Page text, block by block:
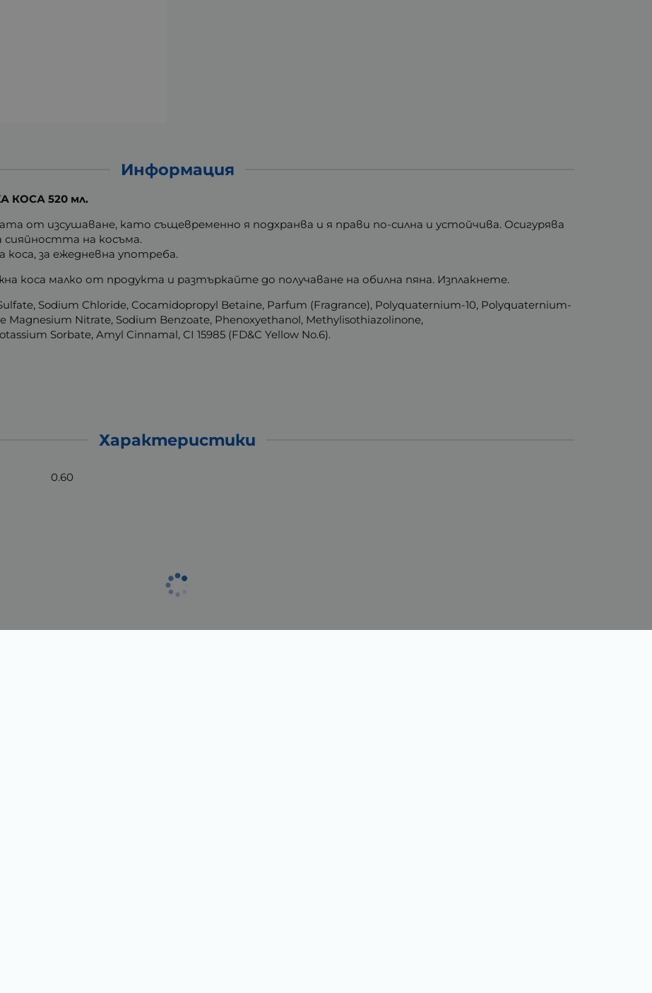
Информация
КОСА 520 мл.
от изсушаване, като същевременно я подхранва и я прави по-силна и устойчива. Осигурява
сияйността на косъма.
за ежедневна употреба.
коса малко от продукта и разтъркайте до получаване на обилна пяна. Изплакнете.
Sodium Chloride, Cocamidopropyl Betaine, Parfum (Fragrance), Polyquaternium-10, Polyquaternium-
Magnesium Nitrate, Sodium Benzoate, Phenoxyethanol, Methylisothiazolinone,
Sorbate, Amyl Cinnamal, CI 15985 (FD&C Yellow No.6).
Характеристики
0.60